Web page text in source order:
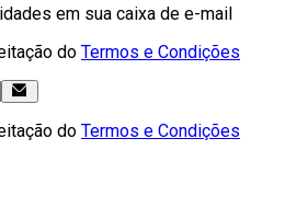
em sua caixa de e-mail
do Termos e Condições
do Termos e Condições